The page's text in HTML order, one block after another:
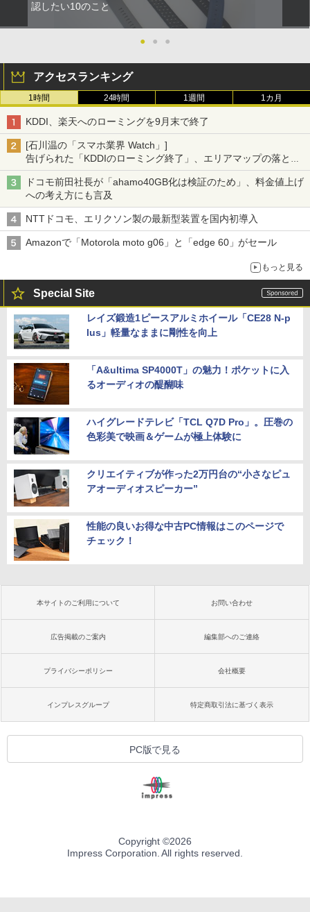
認したい10のこと
● ● ●
アクセスランキング
1時間 24時間 1週間 1カ月
KDDI、楽天へのローミングを9月末で終了
[石川温の「スマホ業界 Watch」]
告げられた「KDDIのローミング終了」、エリアマップの落とし
穴と楽天モバイルの課題
ドコモ前田社長が「ahamo40GB化は検証のため」、料金値上げ
への考え方にも言及
NTTドコモ、エリクソン製の最新型装置を国内初導入
Amazonで「Motorola moto g06」と「edge 60」がセール
もっと見る
Special Site
レイズ鍛造1ピースアルミホイール「CE28 N-p
lus」軽量なままに剛性を向上
「A&ultima SP4000T」の魅力！ポケットに入
るオーディオの醍醐味
ハイグレードテレビ「TCL Q7D Pro」。圧巻の
色彩美で映画＆ゲームが極上体験に
クリエイティブが作った2万円台の“小さなピュ
アオーディオスピーカー”
性能の良いお得な中古PC情報はこのページで
チェック！
本サイトのご利用について お問い合わせ
広告掲載のご案内 編集部へのご連絡
プライバシーポリシー 会社概要
インプレスグループ 特定商取引法に基づく表示
PC版で見る
Copyright ©2026
Impress Corporation. All rights reserved.